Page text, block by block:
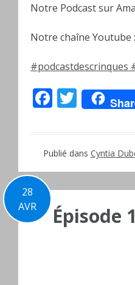
Notre Podcast sur
Notre chaîne Youtube :
#podcastdescrinques
Publié dans Cyntia
28
AVR
Épisode